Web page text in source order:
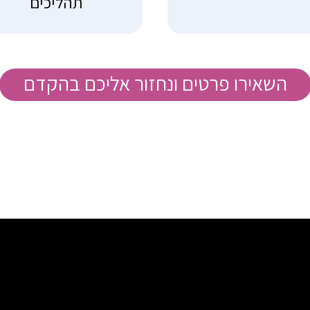
השאירו פרטים ונחזור אליכם בהקדם